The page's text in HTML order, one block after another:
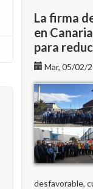
La firma
en
para
Mar, 05/02/
desfavorable,